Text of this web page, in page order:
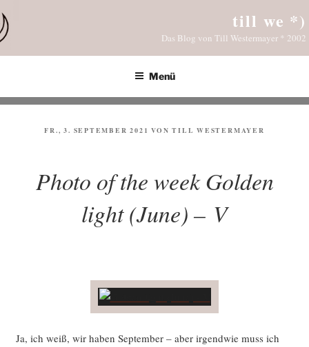
Inhalt
springen
till we *)
Das Blog von Till Westermayer * 2002
Menü
VERÖFFENTLICHT
FR., 3. SEPTEMBER 2021 VONTILL WESTERMAYER
Photo of the week Golden
light (June) – V
Ja, ich weiß, wir haben Sep­tem­ber – aber irgend­wie muss ich